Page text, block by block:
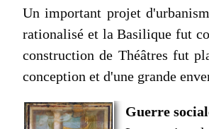
Un important projet
rationalisé et la Basilique fut
construction de Théâtres fut
conception et d'une grande
Guerre